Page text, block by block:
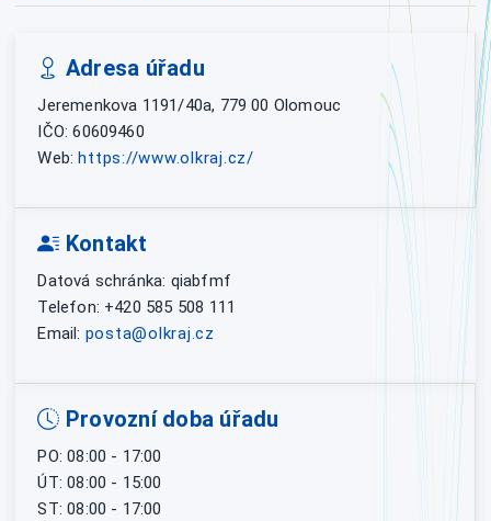
Adresa úřadu
Jeremenkova 1191/40a, 779 00 Olomouc
IČO: 60609460
Web: https://www.olkraj.cz/
Kontakt
Datová schránka: qiabfmf
Telefon: +420 585 508 111
Email: posta@olkraj.cz
Provozní doba úřadu
PO: 08:00 - 17:00
ÚT: 08:00 - 15:00
ST: 08:00 - 17:00